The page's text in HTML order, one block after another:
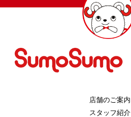
店舗のご案内
スタッフ紹介